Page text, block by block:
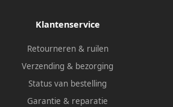
Klantenservice
Retourneren & ruilen
Verzending & bezorging
Status van bestelling
Garantie & reparatie